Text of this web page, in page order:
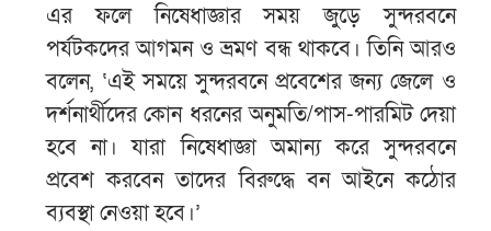
এর ফলে নিষেধাজ্ঞার সময় জুড়ে সুন্দরবনে
পর্যটকদের আগমন ও ভ্রমণ বন্ধ থাকবে। তিনি আরও
বলেন, ‘এই সময়ে সুন্দরবনে প্রবেশের জন্য জেলে ও
দর্শনার্থীদের কোন ধরনের অনুমতি/পাস-পারমিট দেয়া
হবে না। যারা নিষেধাজ্ঞা অমান্য করে সুন্দরবনে
প্রবেশ করবেন তাদের বিরুদ্ধে বন আইনে কঠোর
ব্যবস্থা নেওয়া হবে।’